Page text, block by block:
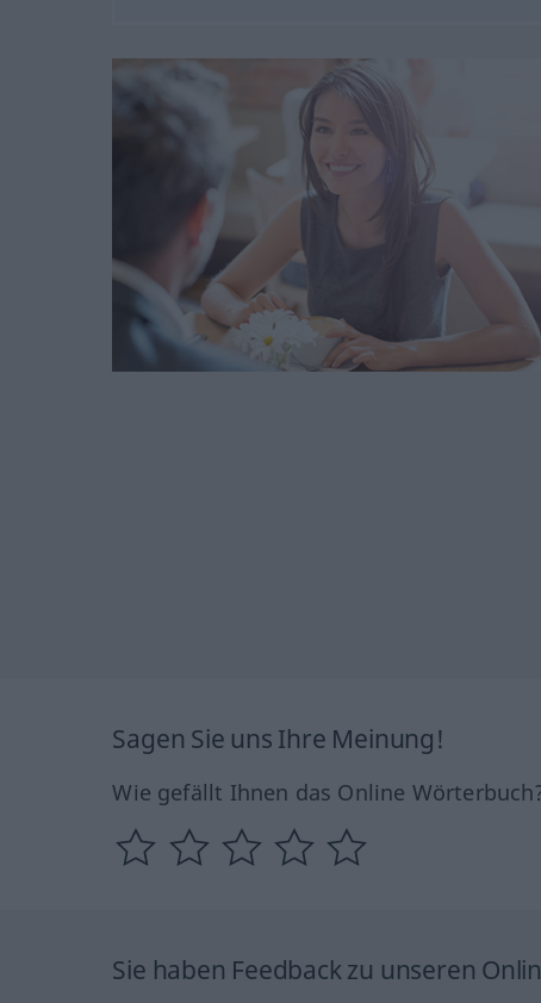
Sagen Sie uns Ihre Meinung!
Wie gefällt Ihnen das Online
Sie haben Feedback zu unseren